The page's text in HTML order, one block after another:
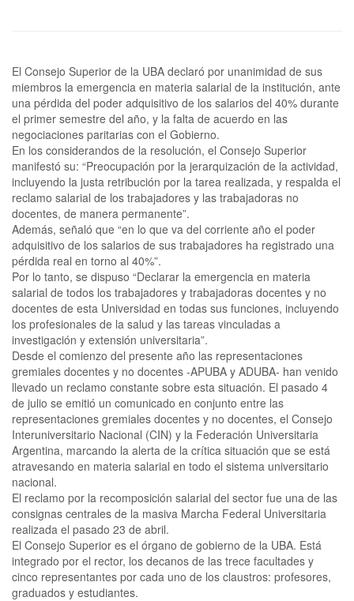
El Consejo Superior de la UBA declaró por unanimidad de sus
miembros la emergencia en materia salarial de la institución, ante
una pérdida del poder adquisitivo de los salarios del 40% durante
el primer semestre del año, y la falta de acuerdo en las
negociaciones paritarias con el Gobierno.
En los considerandos de la resolución, el Consejo Superior
manifestó su: “Preocupación por la jerarquización de la actividad,
incluyendo la justa retribución por la tarea realizada, y respalda el
reclamo salarial de los trabajadores y las trabajadoras no
docentes, de manera permanente”.
Además, señaló que “en lo que va del corriente año el poder
adquisitivo de los salarios de sus trabajadores ha registrado una
pérdida real en torno al 40%”.
Por lo tanto, se dispuso “Declarar la emergencia en materia
salarial de todos los trabajadores y trabajadoras docentes y no
docentes de esta Universidad en todas sus funciones, incluyendo
los profesionales de la salud y las tareas vinculadas a
investigación y extensión universitaria”.
Desde el comienzo del presente año las representaciones
gremiales docentes y no docentes -APUBA y ADUBA- han venido
llevado un reclamo constante sobre esta situación. El pasado 4
de julio se emitió un comunicado en conjunto entre las
representaciones gremiales docentes y no docentes, el Consejo
Interuniversitario Nacional (CIN) y la Federación Universitaria
Argentina, marcando la alerta de la crítica situación que se está
atravesando en materia salarial en todo el sistema universitario
nacional.
El reclamo por la recomposición salarial del sector fue una de las
consignas centrales de la masiva Marcha Federal Universitaria
realizada el pasado 23 de abril.
El Consejo Superior es el órgano de gobierno de la UBA. Está
integrado por el rector, los decanos de las trece facultades y
cinco representantes por cada uno de los claustros: profesores,
graduados y estudiantes.